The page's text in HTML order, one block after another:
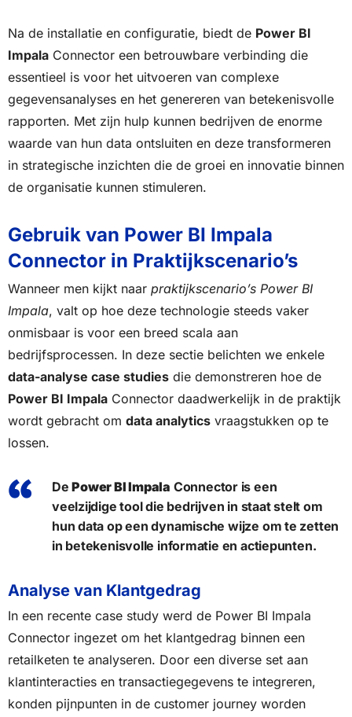
Na de installatie en configuratie, biedt de Power BI
Impala Connector een betrouwbare verbinding die
essentieel is voor het uitvoeren van complexe
gegevensanalyses en het genereren van betekenisvolle
rapporten. Met zijn hulp kunnen bedrijven de enorme
waarde van hun data ontsluiten en deze transformeren
in strategische inzichten die de groei en innovatie binnen
de organisatie kunnen stimuleren.
Gebruik van Power BI Impala
Connector in Praktijkscenario’s
Wanneer men kijkt naar praktijkscenario’s Power BI
Impala, valt op hoe deze technologie steeds vaker
onmisbaar is voor een breed scala aan
bedrijfsprocessen. In deze sectie belichten we enkele
data-analyse case studies die demonstreren hoe de
Power BI Impala Connector daadwerkelijk in de praktijk
wordt gebracht om data analytics vraagstukken op te
lossen.
DePower BI Impala Connector is een
veelzijdige tool die bedrijven in staat stelt om
hun data op een dynamische wijze om te zetten
in betekenisvolle informatie en actiepunten.
Analyse van Klantgedrag
In een recente case study werd de Power BI Impala
Connector ingezet om het klantgedrag binnen een
retailketen te analyseren. Door een diverse set aan
klantinteracties en transactiegegevens te integreren,
konden pijnpunten in de customer journey worden